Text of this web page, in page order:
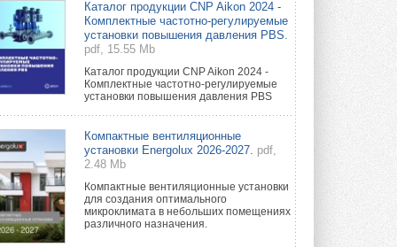
Каталог продукции CNP Aikon 2024 -
Комплектные частотно-регулируемые
установки повышения давления PBS.
pdf, 15.55 Mb
Каталог продукции CNP Aikon 2024 -
Комплектные частотно-регулируемые
установки повышения давления PBS
Компактные вентиляционные
установки Energolux 2026-2027. pdf,
2.48 Mb
Компактные вентиляционные установки
для создания оптимального
микроклимата в небольших помещениях
различного назначения.